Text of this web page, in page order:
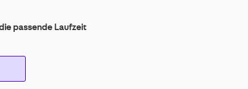
passende Laufzeit